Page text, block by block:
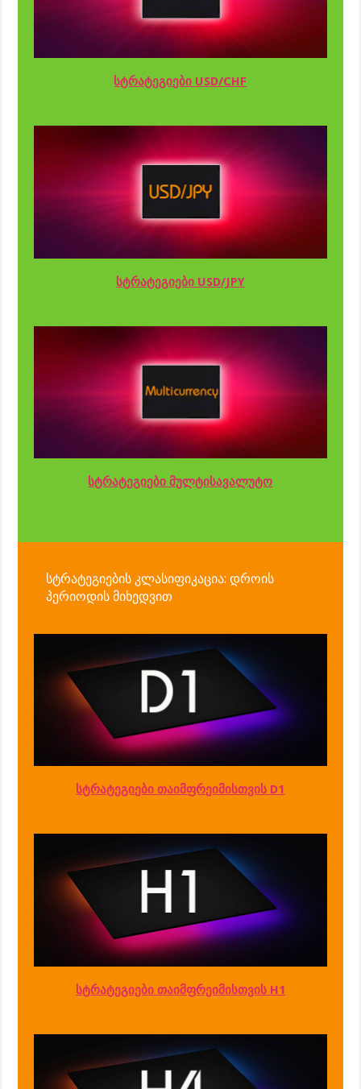
სტრატეგიები USD/CHF
სტრატეგიები USD/JPY
სტრატეგიები მულტისავალუტო
სტრატეგიების კლასიფიკაცია: დროის
პერიოდის მიხედვით
სტრატეგიები თაიმფრეიმისთვის D1
სტრატეგიები თაიმფრეიმისთვის H1